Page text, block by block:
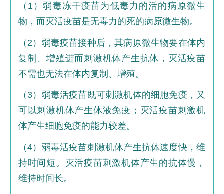
（1）弱毒冻干疫苗为低毒力的活的病原微生
物，而灭活疫苗是无毒力的死的病原微生物。
（2）弱毒疫苗接种后，其病原微生物要在体内
复制、增殖进而刺激机体产生抗体，灭活疫苗
不需也无法在体内复制、增殖。
（3）弱毒活疫苗既可刺激机体的细胞免疫，又
可以刺激机体产生体液免疫；灭活疫苗刺激机
体产生细胞免疫的能力较差。
（4）弱毒活疫苗刺激机体产生抗体速度快，维
持时间短。灭活疫苗刺激机体产生的抗体慢，
维持时间长。